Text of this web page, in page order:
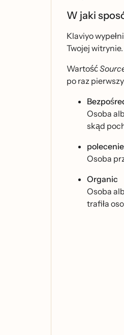
W jaki
Klaviyo
Twojej witrynie.
Wartość
po raz
Osoba
skąd
polecenie
Osoba
Organic
Osoba
trafiła